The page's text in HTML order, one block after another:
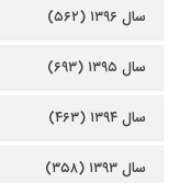
سال ۱۳۹۶ (۵۶۲)
سال ۱۳۹۵ (۶۹۳)
سال ۱۳۹۴ (۴۶۳)
سال ۱۳۹۳ (۳۵۸)